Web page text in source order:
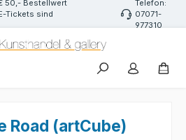
50,- Bestellwert
Tickets sind
Telefon:
07071-
977310
Road (artCube)